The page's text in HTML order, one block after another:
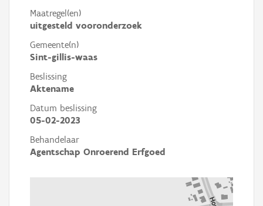
Maatregel(en)
uitgesteld vooronderzoek
Gemeente(n)
Sint-gillis-waas
Beslissing
Aktename
Datum beslissing
05-02-2023
Behandelaar
Agentschap Onroerend Erfgoed